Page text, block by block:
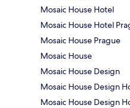
Mosaic House Hotel
Mosaic House Hotel
Mosaic House Prague
Mosaic House
Mosaic House Design
Mosaic House Design
Mosaic House Design